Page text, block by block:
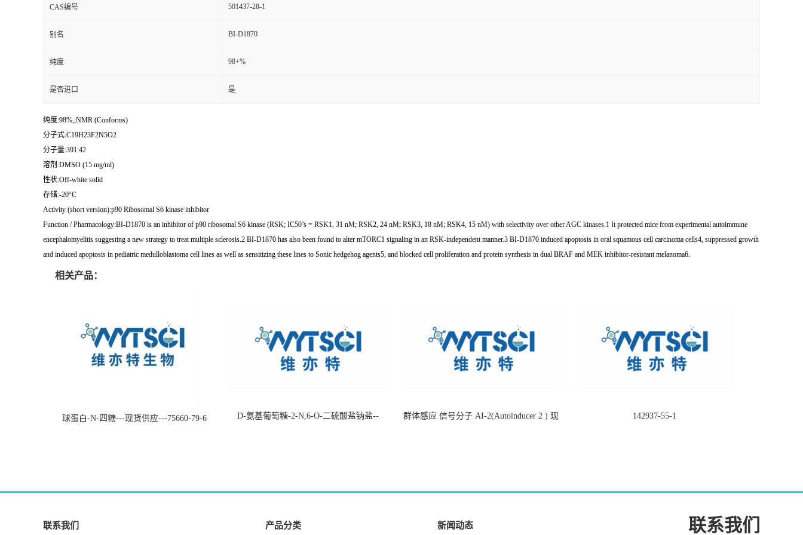
CAS编号 501437-28-1
别名 BI-D1870
纯度 98+%
是否进口 是
纯度:98%,;NMR (Conforms)
分子式:C19H23F2N5O2
分子量:391.42
溶剂:DMSO (15 mg/ml)
性状:Off-white solid
存储:-20°C
Activity (short version):p90 Ribosomal S6 kinase inhibitor
Function / Pharmacology:BI-D1870 is an inhibitor of p90 ribosomal S6 kinase (RSK; IC50’s = RSK1, 31 nM; RSK2, 24 nM; RSK3, 18 nM; RSK4, 15 nM) with selectivity over other AGC kinases.1 It protected mice from experimental autoimmune
encephalomyelitis suggesting a new strategy to treat multiple sclerosis.2 BI-D1870 has also been found to alter mTORC1 signaling in an RSK-independent manner.3 BI-D1870 induced apoptosis in oral squamous cell carcinoma cells4, suppressed growth
and induced apoptosis in pediatric medulloblastoma cell lines as well as sensitizing these lines to Sonic hedgehog agents5, and blocked cell proliferation and protein synthesis in dual BRAF and MEK inhibitor-resistant melanoma6.
相关产品：
球蛋白-N-四糖---现货供应---75660-79-6
D-氨基葡萄糖-2-N,6-O-二硫酸盐钠盐--
群体感应 信号分子 AI-2(Autoinducer 2 ) 现
142937-55-1
联系我们 产品分类 新闻动态 联系我们